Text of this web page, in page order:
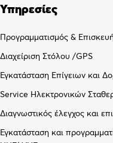
Υπηρεσίες
Προγραμματισμός &
Διαχείριση Στόλου /GPS
Εγκατάσταση Επίγειων και
Service Ηλεκτρονικών
Διαγνωστικός έλεγχος και
Εγκατάσταση και